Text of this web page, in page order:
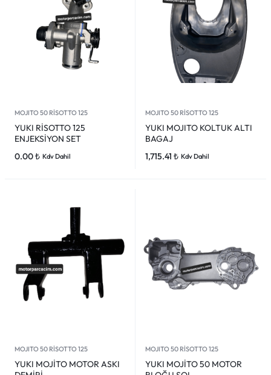
MOJITO 50 RİSOTTO 125
YUKI RİSOTTO 125
ENJEKSİYON SET
0.00₺ Kdv Dahil
MOJITO 50 RİSOTTO 125
YUKI MOJITO KOLTUK ALTI
BAGAJ
1,715.41 ₺ Kdv Dahil
MOJITO 50 RİSOTTO 125
YUKI MOJİTO MOTOR ASKI
MOJITO 50 RİSOTTO 125
YUKI MOJİTO 50 MOTOR